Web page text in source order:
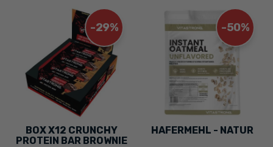
-29%
BOX X12 CRUNCHY
PROTEIN BAR BROWNIE
-50%
HAFERMEHL - NATUR